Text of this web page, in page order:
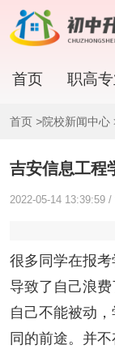
首页 职高
首页 >院校新闻中心
吉安信息工程
2022-05-14 13:39:59 /
很多同学在报
导致了自己浪
自己不能被动
同的前途。并